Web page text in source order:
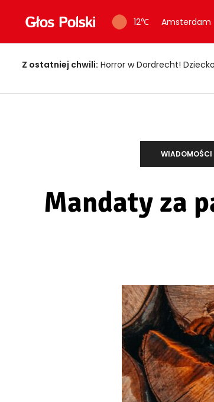
12℃ Amsterdam
Z ostatniej chwili: Horror w Dordrecht!
WIADOMOŚCI
Mandaty za